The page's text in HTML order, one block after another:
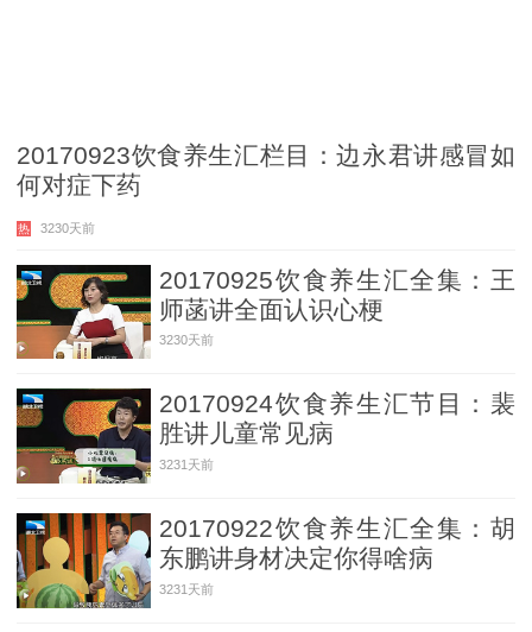
20170923饮食养生汇栏目：边永君讲感冒如
何对症下药
热 3230天前
20170925饮食养生汇全集：王
师菡讲全面认识心梗
3230天前
20170924饮食养生汇节目：裴
胜讲儿童常见病
3231天前
20170922饮食养生汇全集：胡
东鹏讲身材决定你得啥病
3231天前